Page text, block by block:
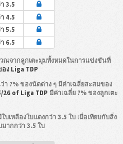
3.5
4.5
5.5
6.5
ณจากลูกเตะมุมทั้งหมดในการแข่งขันที่
ง Liga TDP
า ?% ของนัดต่าง ๆ มีค่าเฉลี่ยสะสมของ
26 of Liga TDP มีค่าเฉลี่ย ?% ของลูกเตะ
ใบเหลืองใบแดงกว่า 3.5 ใบ เมื่อเทียบกับสิ่ง
มากกว่า 3.5 ใบ